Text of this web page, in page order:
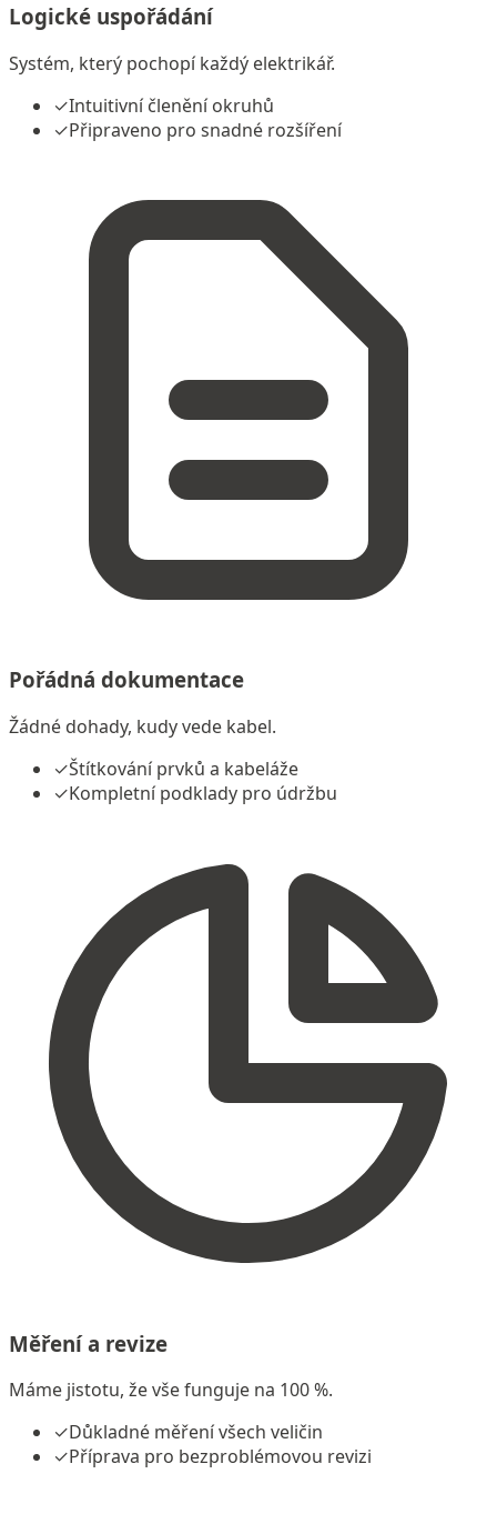
Logické uspořádání
Systém, který pochopí každý elektrikář.
✓Intuitivní členění okruhů
✓Připraveno pro snadné rozšíření
Pořádná dokumentace
Žádné dohady, kudy vede kabel.
✓Štítkování prvků a kabeláže
✓Kompletní podklady pro údržbu
Měření a revize
Máme jistotu, že vše funguje na 100 %.
✓Důkladné měření všech veličin
✓Příprava pro bezproblémovou revizi